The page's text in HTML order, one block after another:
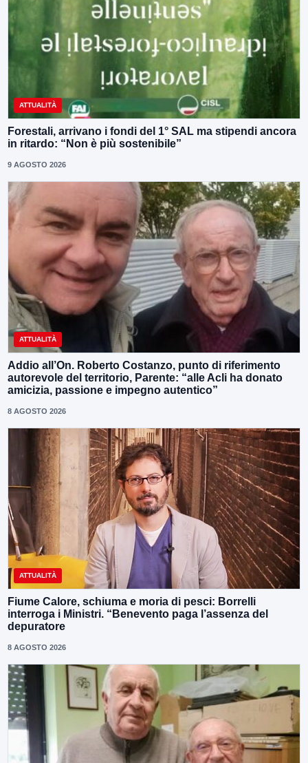
ATTUALITÀ
Forestali, arrivano i fondi del 1° SAL ma stipendi ancora
in ritardo: “Non è più sostenibile”
9 AGOSTO 2026
ATTUALITÀ
Addio all’On. Roberto Costanzo, punto di riferimento
autorevole del territorio, Parente: “alle Acli ha donato
amicizia, passione e impegno autentico”
8 AGOSTO 2026
ATTUALITÀ
Fiume Calore, schiuma e moria di pesci: Borrelli
interroga i Ministri. “Benevento paga l’assenza del
depuratore
8 AGOSTO 2026